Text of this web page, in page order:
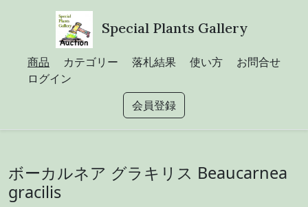
Special Plants Gallery
商品 カテゴリー 落札結果 使い方
お問合せ
ログイン
会員登録
ボーカルネア グラキリス Beaucarnea
gracilis